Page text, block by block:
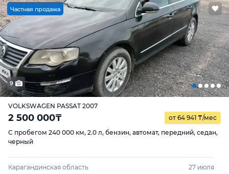
Частная продажа
9
VOLKSWAGEN PASSAT 2007
2 500 000₸ от 64 941 ₸/мес
С пробегом 240 000 км, 2.0 л, бензин, автомат, передний, седан,
черный
Карагандинская область 27 июля